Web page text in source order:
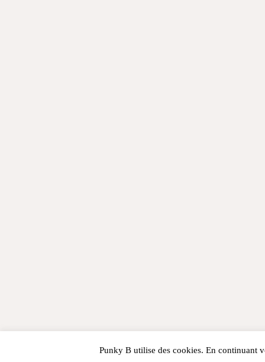
Punky B utilise des cookies. En continuant